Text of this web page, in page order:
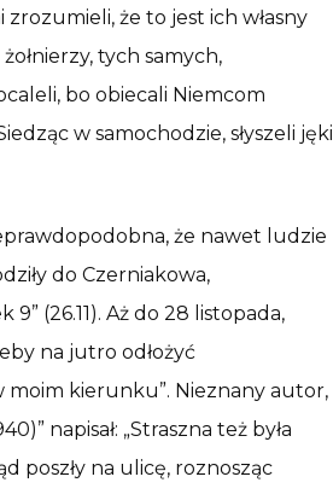
że to jest ich własny
tych samych,
bo obiecali Niemcom
w samochodzie, słyszeli jęki
że nawet ludzie
do Czerniakowa,
(26.11). Aż do 28 listopada,
na jutro odłożyć
moim kierunku”. Nieznany autor,
napisał: „Straszna też była
poszły na ulicę, roznosząc